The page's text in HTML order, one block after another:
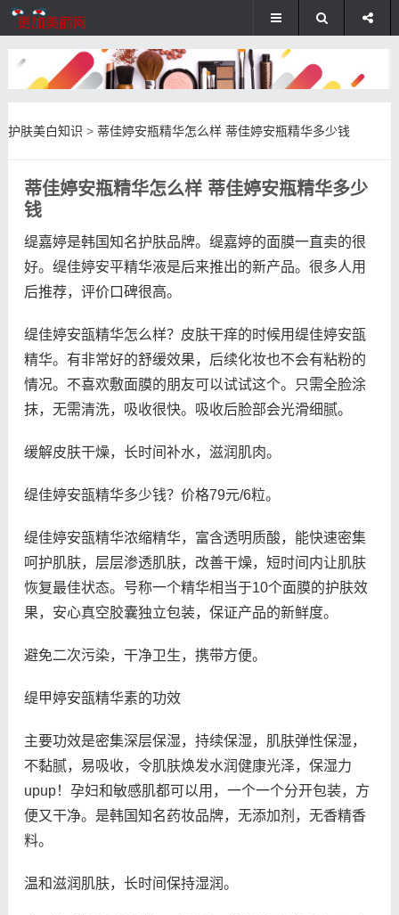
护肤美白知识 > 蒂佳婷安瓶精华怎么样 蒂佳婷安瓶精华多少钱
蒂佳婷安瓶精华怎么样 蒂佳婷安瓶精华多少
钱
缇嘉婷是韩国知名护肤品牌。缇嘉婷的面膜一直卖的很
好。缇佳婷安平精华液是后来推出的新产品。很多人用
后推荐，评价口碑很高。
缇佳婷安瓿精华怎么样？皮肤干痒的时候用缇佳婷安瓿
精华。有非常好的舒缓效果，后续化妆也不会有粘粉的
情况。不喜欢敷面膜的朋友可以试试这个。只需全脸涂
抹，无需清洗，吸收很快。吸收后脸部会光滑细腻。
缓解皮肤干燥，长时间补水，滋润肌肉。
缇佳婷安瓿精华多少钱？价格79元/6粒。
缇佳婷安瓿精华浓缩精华，富含透明质酸，能快速密集
呵护肌肤，层层渗透肌肤，改善干燥，短时间内让肌肤
恢复最佳状态。号称一个精华相当于10个面膜的护肤效
果，安心真空胶囊独立包装，保证产品的新鲜度。
避免二次污染，干净卫生，携带方便。
缇甲婷安瓿精华素的功效
主要功效是密集深层保湿，持续保湿，肌肤弹性保湿，
不黏腻，易吸收，令肌肤焕发水润健康光泽，保湿力
upup！孕妇和敏感肌都可以用，一个一个分开包装，方
便又干净。是韩国知名药妆品牌，无添加剂，无香精香
料。
温和滋润肌肤，长时间保持湿润。